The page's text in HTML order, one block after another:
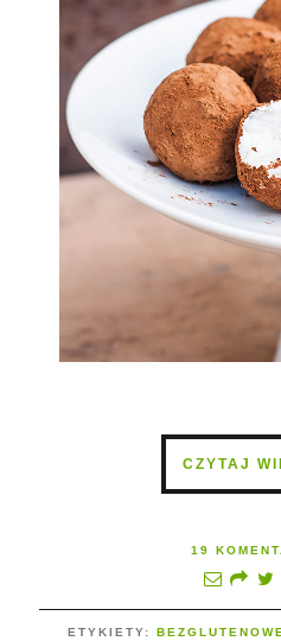
CZYTAJ
19
ETYKIETY: BEZGLUTENOWE